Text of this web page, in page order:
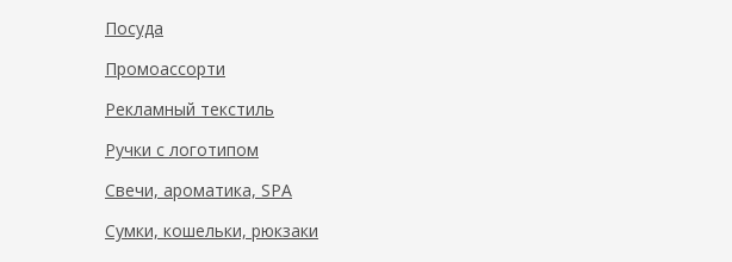
Посуда
Промоассорти
Рекламный текстиль
Ручки с логотипом
Свечи, ароматика, SPA
Сумки, кошельки, рюкзаки